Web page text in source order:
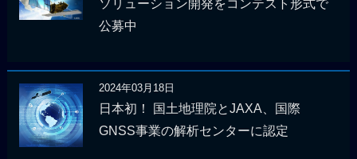
ソリューション開発をコンテスト形式で
公募中
2024年03月18日
日本初！ 国土地理院とJAXA、国際
GNSS事業の解析センターに認定